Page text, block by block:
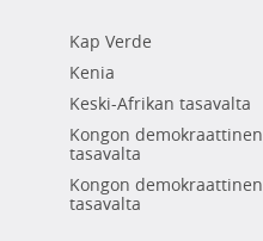
Kap Verde
Kenia
Keski-Afrikan tasavalta
Kongon demokraattinen
tasavalta
Kongon demokraattinen
tasavalta